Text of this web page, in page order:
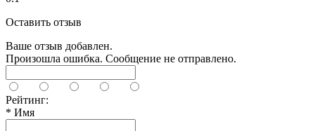
Оставить отзыв
Ваше отзыв добавлен.
Произошла ошибка. Сообщение не отправлено.
Рейтинг:
* Имя